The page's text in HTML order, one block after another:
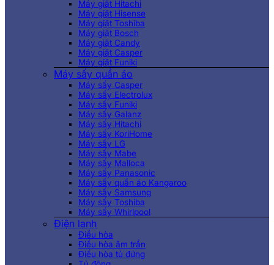
Máy giặt Hitachi
Máy giặt Hisense
Máy giặt Toshiba
Máy giặt Bosch
Máy giặt Candy
Máy giặt Casper
Máy giặt Funiki
Máy sấy quần áo
Máy sấy Casper
Máy sấy Electrolux
Máy sấy Funiki
Máy sấy Galanz
Máy sấy Hitachi
Máy sấy KoriHome
Máy sấy LG
Máy sấy Mabe
Máy sấy Malloca
Máy sấy Panasonic
Máy sấy quần áo Kangaroo
Máy sấy Samsung
Máy sấy Toshiba
Máy sấy Whirlpool
Điện lạnh
Điều hòa
Điều hòa âm trần
Điều hòa tủ đứng